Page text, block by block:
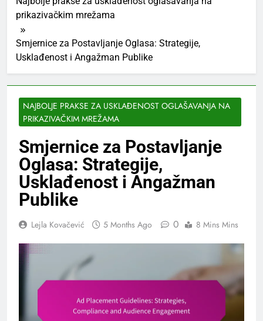
prikazivačkim mrežama
Smjernice za Postavljanje Oglasa: Strategije,
Usklađenost i Angažman Publike
NAJBOLJE PRAKSE ZA USKLAĐENOST OGLAŠAVANJA NA
PRIKAZIVAČKIM MREŽAMA
Smjernice za Postavljanje
Oglasa: Strategije,
Usklađenost i Angažman
Publike
Lejla Kovačević 5 Months Ago 0 8 Mins Mins